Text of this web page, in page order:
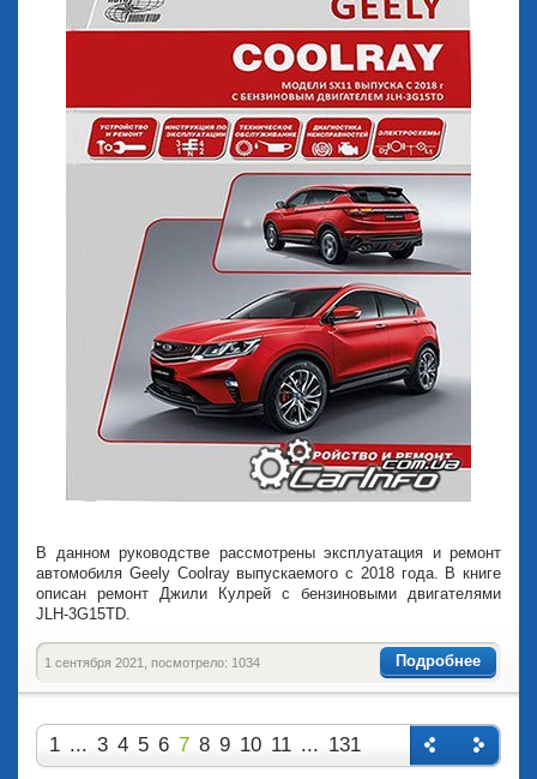
В данном руководстве рассмотрены эксплуатация и ремонт
автомобиля Geely Coolray выпускаемого с 2018 года. В книге
описан ремонт Джили Кулрей с бензиновыми двигателями
JLH-3G15TD.
Подробнее
1 сентября 2021, посмотрело: 1034
1 ... 3 4 5 6 7 8 9 10 11 ... 131